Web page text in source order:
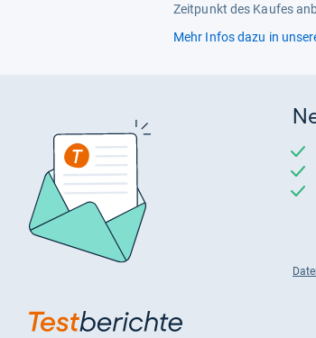
Zeitpunkt des Kaufes
Mehr Infos dazu in